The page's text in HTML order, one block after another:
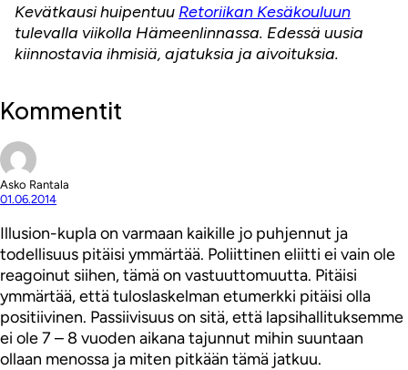
Kevätkausi huipentuu Retoriikan Kesäkouluun
tulevalla viikolla Hämeenlinnassa. Edessä uusia
kiinnostavia ihmisiä, ajatuksia ja aivoituksia.
Kommentit
Asko Rantala
01.06.2014
Illusion-kupla on varmaan kaikille jo puhjennut ja
todellisuus pitäisi ymmärtää. Poliittinen eliitti ei vain ole
reagoinut siihen, tämä on vastuuttomuutta. Pitäisi
ymmärtää, että tuloslaskelman etumerkki pitäisi olla
positiivinen. Passiivisuus on sitä, että lapsihallituksemme
ei ole 7 – 8 vuoden aikana tajunnut mihin suuntaan
ollaan menossa ja miten pitkään tämä jatkuu.